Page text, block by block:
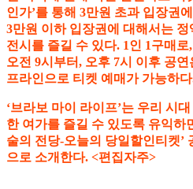
인가’를 통해 3만원 초과 입장권
3만원 이하 입장권에 대해서는
전시를 즐길 수 있다. 1인 1구매
오전 9시부터, 오후 7시 이후 공
프라인으로 티켓 예매가 가능하
‘브라보 마이 라이프’는 우리 시
한 여가를 즐길 수 있도록 유익하
술의 전당-오늘의 당일할인티켓’
으로 소개한다. <편집자주>